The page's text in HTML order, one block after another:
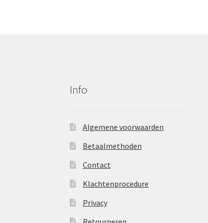
Info
Algemene voorwaarden
Betaalmethoden
Contact
Klachtenprocedure
Privacy